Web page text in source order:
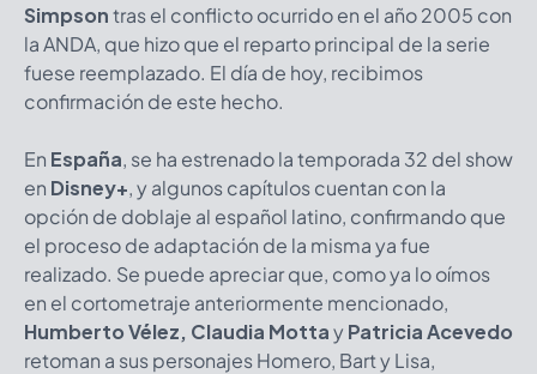
Simpsontras el conflicto ocurrido en el año 2005 con
la ANDA, que hizo que el reparto principal de la serie
fuese reemplazado. El día de hoy, recibimos
confirmación de este hecho.
En España, se ha estrenado la temporada 32 del show
en Disney+, y algunos capítulos cuentan con la
opción de doblaje al español latino, confirmando que
el proceso de adaptación de la misma ya fue
realizado. Se puede apreciar que, como ya lo oímos
en el cortometraje anteriormente mencionado,
Humberto Vélez, Claudia MottayPatricia Acevedo
retoman a sus personajes Homero, Bart y Lisa,